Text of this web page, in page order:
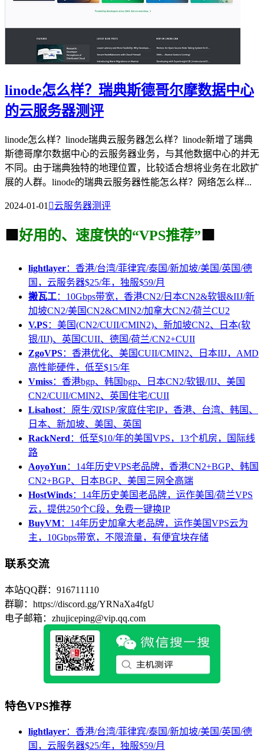
linode怎么样？瑞典斯德哥尔摩数据中心
的云服务器测评
linode怎么样？linode瑞典云服务器怎么样？linode新增了瑞典
斯德哥摩尔数据中心的云服务器业务，与其他数据中心的并无
不同。由于瑞典独特的地理位置，比较适合想将业务在北欧扩
展的人群。linode的瑞典云服务器性能怎么样？网络怎么样...
2024-01-01 云服务器测评
🟩 好用的、速度快的“VPS推荐” 🟩
lightlayer：香港/台湾/菲律宾/泰国/新加坡/美国/英国/德
国，云服务器$25/年，独服$59/月
搬瓦工：10Gbps带宽，香港CN2/日本CN2&软银&IIJ/新
加坡CN2/美国CN2&CMIN2/加拿大CN2/荷兰CU2
V.PS：美国(CN2/CUII/CMIN2)、新加坡CN2、日本(软
银/IIJ)、英国CUII、德国/荷兰/CN2+CUII
ZgoVPS：香港优化、美国CUII/CMIN2、日本IIJ，AMD
高性能硬件，低至$15/年
Vmiss：香港bgp、韩国bgp、日本CN2/软银/IIJ、美国
CN2/CUII/CMIN2、英国住宅/CUII
Lisahost：原生/双ISP/家庭住宅IP，香港、台湾、韩国、
日本、新加坡、美国、英国
RackNerd：低至$10/年的美国VPS，13个机房，国际线
路
AoyoYun：14年历史VPS老品牌，香港CN2+BGP、韩国
CN2+BGP、日本BGP、美国三网全高端
HostWinds：14年历史美国老品牌，运作美国/荷兰VPS
云，提供250个C段，免费一键换IP
BuyVM：14年历史加拿大老品牌，运作美国VPS云为
主，10Gbps带宽，不限流量，有便宜块存储
联系交流
本站QQ群：916711110
群聊：https://discord.gg/YRNaXa4fgU
电子邮箱：zhujiceping@vip.qq.com
特色VPS推荐
lightlayer：香港/台湾/菲律宾/泰国/新加坡/美国/英国/德
国，云服务器$25/年，独服$59/月